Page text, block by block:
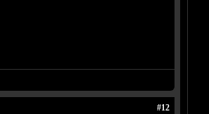
#12